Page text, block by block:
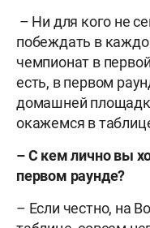
– Ни для кого не
побеждать в
чемпионат в
есть, в первом
домашней
окажемся в
– С кем лично вы
первом раунде?
– Если честно, на